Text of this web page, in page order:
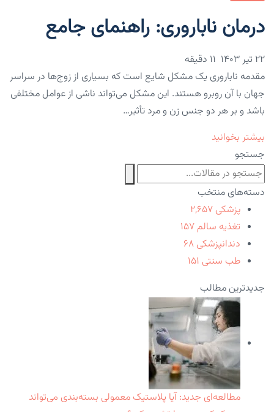
درمان ناباروری: راهنمای جامع
۲۲ تیر ۱۴۰۳
مقدمه ناباروری یک مشکل شایع است که بسیاری از زوج‌ها در سراسر
جهان با آن روبرو هستند. این مشکل می‌تواند ناشی از عوامل مختلفی
باشد و بر هر دو جنس زن و مرد تأثیر…
بیشتر بخوانید
جستجو
دسته‌های منتخب
پزشکی ۲,۶۵۷
تغذیه سالم ۱۵۷
دندانپزشکی ۶۸
طب سنتی ۱۵۱
جدیدترین مطالب
مطالعه‌ای جدید: آیا پلاستیک معمولی بسته‌بندی می‌تواند